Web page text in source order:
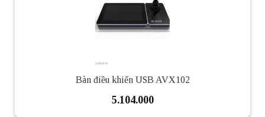
Bàn điều khiển USB AVX102
5.104.000